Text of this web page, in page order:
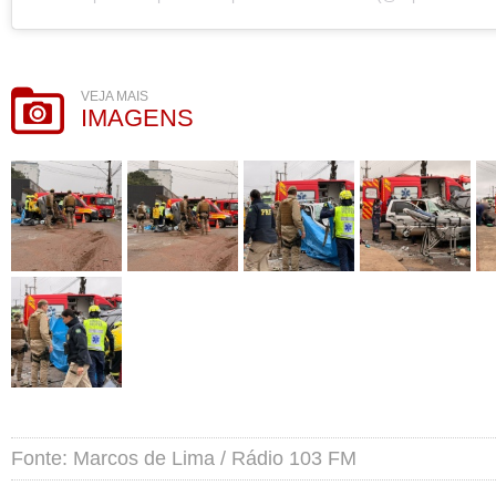
VEJA MAIS
IMAGENS
Fonte: Marcos de Lima / Rádio 103 FM